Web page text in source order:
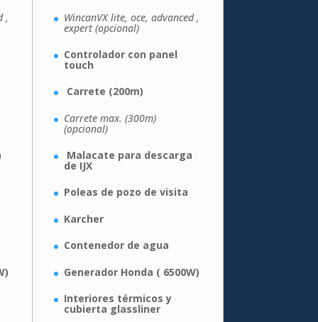
,
WincanVX lite, oce, advanced ,
expert (opcional)
Controlador con panel
touch
Carrete (200m)
Carrete max. (300m)
(opcional)
Malacate para descarga
de IJX
Poleas de pozo de visita
Karcher
Contenedor de agua
Generador Honda ( 6500W)
Interiores térmicos y
cubierta glassliner